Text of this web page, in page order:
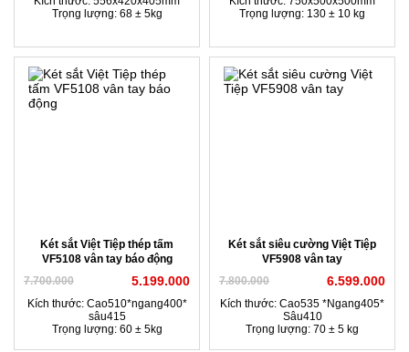
Trọng lượng: 68 ± 5kg
Trọng lượng: 130 ± 10 kg
Két sắt Việt Tiệp thép tấm
VF5108 vân tay báo động
7.700.000
5.199.000
Kích thước: Cao510*ngang400*
sâu415
Trọng lượng: 60 ± 5kg
Két sắt siêu cường Việt Tiệp
VF5908 vân tay
7.800.000
6.599.000
Kích thước: Cao535 *Ngang405*
Sâu410
Trọng lượng: 70 ± 5 kg